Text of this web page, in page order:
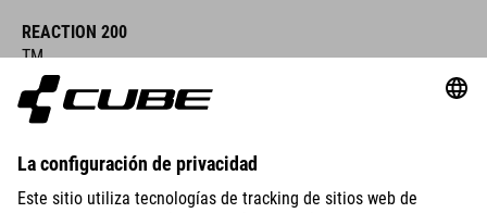
REACTION 200
TM
869
EUR